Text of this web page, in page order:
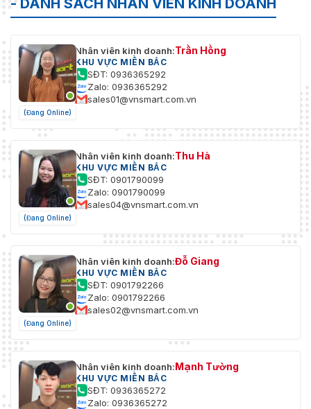
- DANH SÁCH NHÂN VIÊN KINH DOANH
(Đang Online)
Nhân viên kinh doanh:Trần Hồng
KHU VỰC MIỀN BẮC
SĐT: 0936365292
Zalo: 0936365292
sales01@vnsmart.com.vn
(Đang Online)
Nhân viên kinh doanh:Thu Hà
KHU VỰC MIỀN BẮC
SĐT: 0901790099
Zalo: 0901790099
sales04@vnsmart.com.vn
(Đang Online)
Nhân viên kinh doanh:Đỗ Giang
KHU VỰC MIỀN BẮC
SĐT: 0901792266
Zalo: 0901792266
sales02@vnsmart.com.vn
Nhân viên kinh doanh:Mạnh Tường
KHU VỰC MIỀN BẮC
SĐT: 0936365272
Zalo: 0936365272